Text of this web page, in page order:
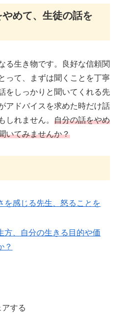
めて、生徒の話を
る生き物です。良好な信頼関
って、まずは聞くことを丁寧
をしっかりと聞いてくれる先
アドバイスを求めた時だけ話
しれません。 自分の話をやめ
いてみませんか？
を感じる先生、怒ることを
方、自分の生きる目的や価
？
アする